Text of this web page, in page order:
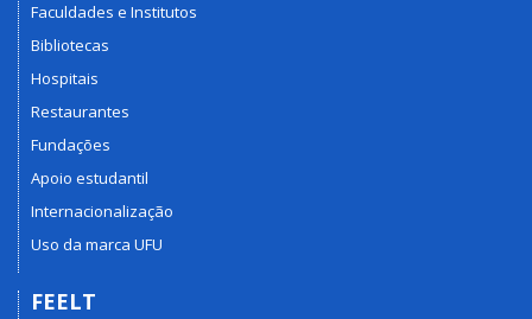
Faculdades e Institutos
Bibliotecas
Hospitais
Restaurantes
Fundações
Apoio estudantil
Internacionalização
Uso da marca UFU
FEELT